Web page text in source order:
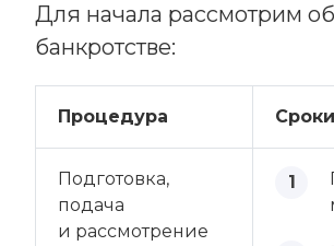
Для начала рассмотрим
банкротстве:
Процедура Сроки
Подготовка,
подача
и рассмотрение